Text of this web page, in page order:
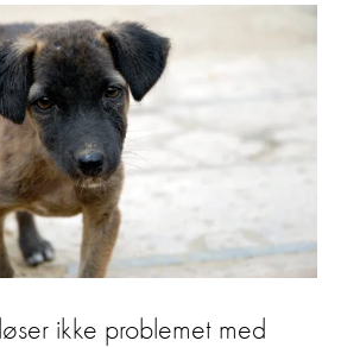
ikke problemet med